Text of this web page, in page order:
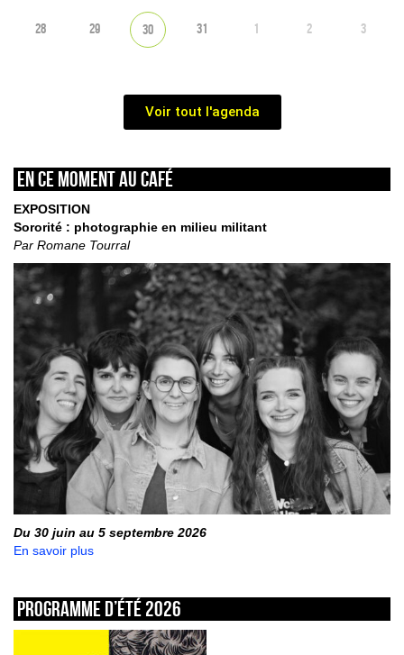
28 29 30 31 1 2 3
Voir tout l'agenda
En ce moment au café
EXPOSITION
Sororité : photographie en milieu militant
Par Romane Tourral
Du 30 juin au 5 septembre 2026
En savoir plus
Programme d’été 2026